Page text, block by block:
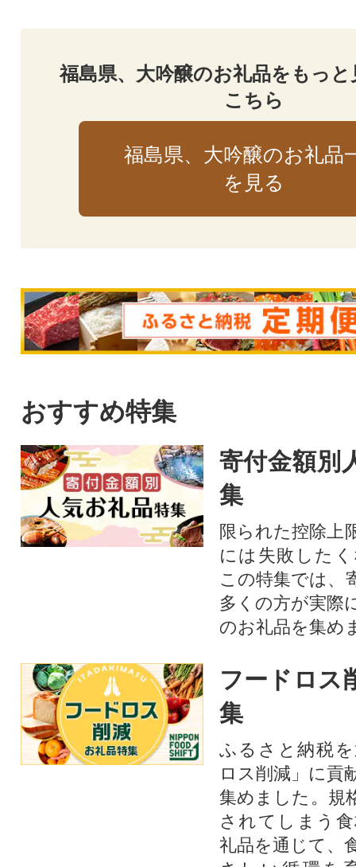
福島県、大吟醸のお礼品をもっ
こちら
福島県、大吟醸のお礼品
を見る
おすすめ特集
寄付金額別
集
限られた控除上
には失敗した
この特集では、
多くの方が実際
のお礼品を集め
フードロス
集
ふるさと納税
ロス削減」に貢
集めました。規
されてしまう
礼品を通じて、